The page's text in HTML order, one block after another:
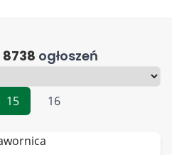
8738 ogłoszeń
15 16